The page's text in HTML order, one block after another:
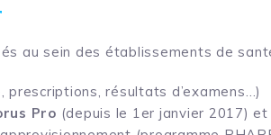
au sein des établissements de
résultats d’examens…)
Pro (depuis le 1er janvier 2017) et